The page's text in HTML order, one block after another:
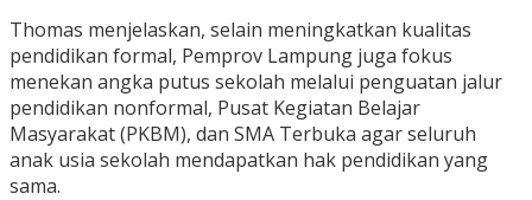
Thomas menjelaskan, selain meningkatkan kualitas
pendidikan formal, Pemprov Lampung juga fokus
menekan angka putus sekolah melalui penguatan jalur
pendidikan nonformal, Pusat Kegiatan Belajar
Masyarakat (PKBM), dan SMA Terbuka agar seluruh
anak usia sekolah mendapatkan hak pendidikan yang
sama.